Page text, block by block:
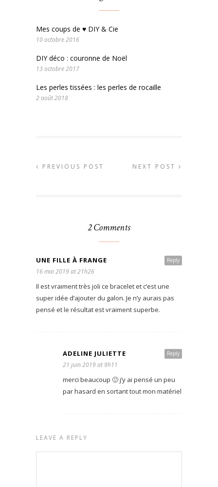
Mes coups de ♥ DIY & Cie
10 octobre 2016
DIY déco : couronne de Noël
13 octobre 2017
Les perles tissées : les perles de rocaille
2 août 2018
PREVIOUS POST NEXT POST
2 Comments
Reply
UNE FILLE À FRANGE
16 mai 2019 at 21h26
Il est vraiment très joli ce bracelet et c’est une
super idée d’ajouter du galon. Je n’y aurais pas
pensé et le résultat est vraiment superbe.
Reply
ADELINE JULIETTE
21 juin 2019 at 9h11
merci beaucoup 🙂 j’y ai pensé un peu
par hasard en sortant tout mon matériel
LEAVE A REPLY